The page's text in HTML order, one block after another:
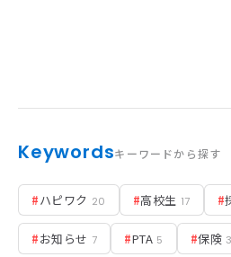
採用情報
Keywordsキーワードから探す
#ハピワク 20 #高校生 17 #
#お知らせ 7 #PTA 5 #保険 3